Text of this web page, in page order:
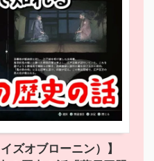
ズオブローニン）】